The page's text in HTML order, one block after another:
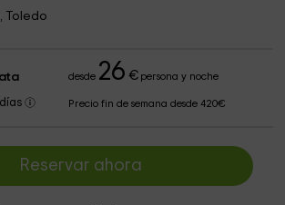
Toledo
desde 26 €persona y noche
días Precio fin de semana desde 420€
Reservar ahora